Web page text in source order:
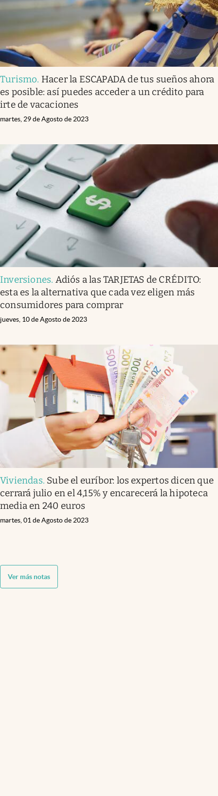
Turismo. Hacer la ESCAPADA de tus sueños ahora
es posible: así puedes acceder a un crédito para
irte de vacaciones
martes, 29 de Agosto de 2023
Inversiones. Adiós a las TARJETAS de CRÉDITO:
esta es la alternativa que cada vez eligen más
consumidores para comprar
jueves, 10 de Agosto de 2023
Viviendas. Sube el euríbor: los expertos dicen que
cerrará julio en el 4,15% y encarecerá la hipoteca
media en 240 euros
martes, 01 de Agosto de 2023
Ver más notas